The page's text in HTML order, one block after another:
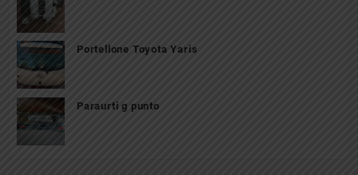
Portellone Toyota Yaris
Paraurti g punto